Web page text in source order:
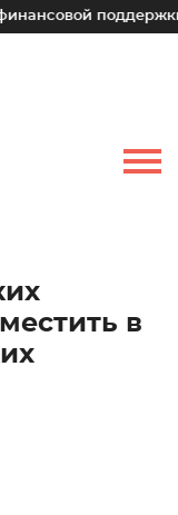
поддержки
в